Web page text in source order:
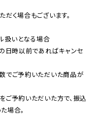
く場合もございます。
扱いとなる場合
日時以前であればキャンセ
でご予約いただいた商品が
ご予約いただいた方で、振込
場合。